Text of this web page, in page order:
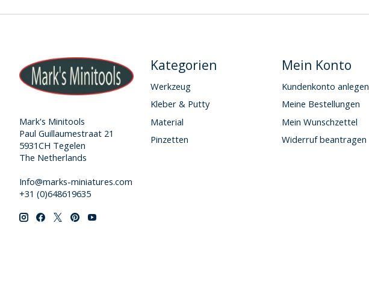
Mark's Minitools
Paul Guillaumestraat 21
5931CH Tegelen
The Netherlands
Info@marks-miniatures.com
+31 (0)648619635
Kategorien
Werkzeug
Kleber & Putty
Material
Pinzetten
Mein Konto
Kundenkonto anlegen
Meine Bestellungen
Mein Wunschzettel
Widerruf beantragen